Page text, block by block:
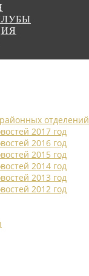
отделений
2017 год
2016 год
2015 год
2014 год
2013 год
2012 год